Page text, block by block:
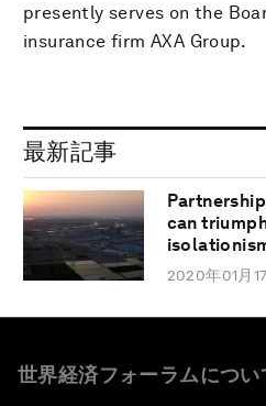
presently serves on the
insurance firm AXA Group.
最新記事
can
2020年01月
世界経済フォーラムについ